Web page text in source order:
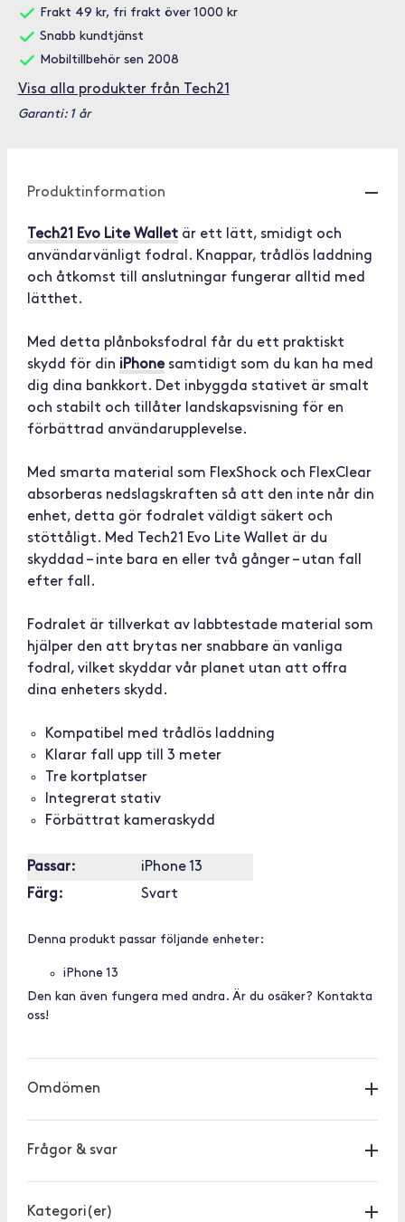
Frakt 49 kr, fri frakt över 1000 kr
Snabb kundtjänst
Mobiltillbehör sen 2008
Visa alla produkter från Tech21
Garanti: 1 år
Produktinformation
Tech21 Evo Lite Wallet är ett lätt, smidigt och
användarvänligt fodral. Knappar, trådlös laddning
och åtkomst till anslutningar fungerar alltid med
lätthet.
Med detta plånboksfodral får du ett praktiskt
skydd för din iPhonesamtidigt som du kan ha med
dig dina bankkort. Det inbyggda stativet är smalt
och stabilt och tillåter landskapsvisning för en
förbättrad användarupplevelse.
Med smarta material som FlexShock och FlexClear
absorberas nedslagskraften så att den inte når din
enhet, detta gör fodralet väldigt säkert och
stöttåligt. Med Tech21 Evo Lite Wallet är du
skyddad – inte bara en eller två gånger – utan fall
efter fall.
Fodralet är tillverkat av labbtestade material som
hjälper den att brytas ner snabbare än vanliga
fodral, vilket skyddar vår planet utan att offra
dina enheters skydd.
Kompatibel med trådlös laddning
Klarar fall upp till 3 meter
Tre kortplatser
Integrerat stativ
Förbättrat kameraskydd
Passar:
iPhone 13
Färg:
Svart
Denna produkt passar följande enheter:
iPhone 13
Den kan även fungera med andra. Är du osäker? Kontakta
oss!
Omdömen
Frågor & svar
Kategori(er)